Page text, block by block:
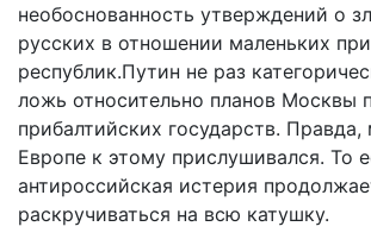
необоснованность утверждений о
русских в отношении маленьких
республик.Путин не раз
ложь относительно планов Москвы
прибалтийских государств.
Европе к этому прислушивался. То
антироссийская истерия
раскручиваться на всю катушку.